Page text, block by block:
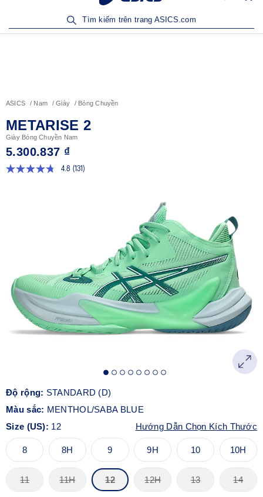
Tìm kiếm trên trang ASICS.com
ASICS Nam Giày Bóng Chuyền
METARISE 2
Giày Bóng Chuyền Nam
5.300.837 ₫
4.8 Đọc
(131)
Độ rộng: STANDARD (D)
Màu sắc: MENTHOL/SABA BLUE
Size (US): 12 Hướng Dẫn Chọn Kích Thước
8 8H 9 9H 10 10H
11 11H 12 12H 13 14